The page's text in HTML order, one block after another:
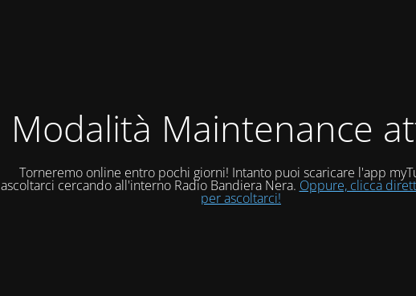
Modalità Maintenance
Torneremo online entro pochi giorni! Intanto puoi scaricare l'app
ascoltarci cercando all'interno Radio Bandiera Nera. Oppure, clicca
per ascoltarci!